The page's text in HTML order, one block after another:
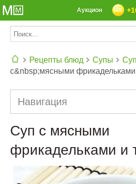
Аукцион
Рецепты блюд Супы
с&nbsp;мясными
Навигация
Суп с мясными
фрикадельками и